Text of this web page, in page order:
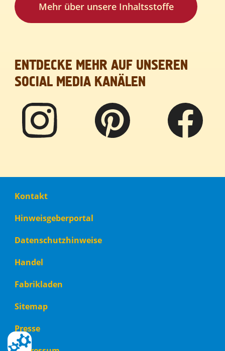
Mehr über unsere Inhaltsstoffe
ENTDECKE MEHR AUF UNSEREN
SOCIAL MEDIA KANÄLEN
Footer
menu
Kontakt
Hinweisgeberportal
Datenschutzhinweise
Handel
Fabrikladen
Sitemap
Presse